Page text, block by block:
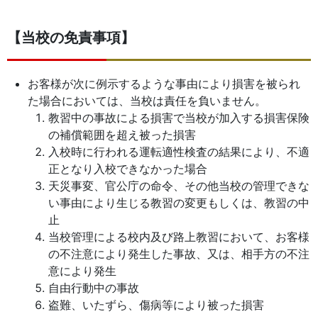
【当校の免責事項】
お客様が次に例示するような事由により損害を被られ
た場合においては、当校は責任を負いません。
教習中の事故による損害で当校が加入する損害保険
の補償範囲を超え被った損害
入校時に行われる運転適性検査の結果により、不適
正となり入校できなかった場合
天災事変、官公庁の命令、その他当校の管理できな
い事由により生じる教習の変更もしくは、教習の中
止
当校管理による校内及び路上教習において、お客様
の不注意により発生した事故、又は、相手方の不注
意により発生
自由行動中の事故
盗難、いたずら、傷病等により被った損害